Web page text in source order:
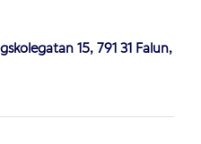
15, 791 31 Falun,